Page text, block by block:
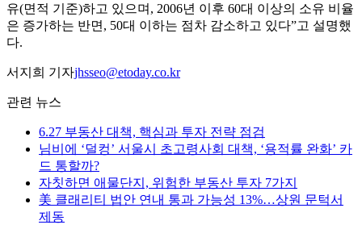
유(면적 기준)하고 있으며, 2006년 이후 60대 이상의 소유 비율
은 증가하는 반면, 50대 이하는 점차 감소하고 있다”고 설명했
다.
서지희 기자jhsseo@etoday.co.kr
관련 뉴스
6.27 부동산 대책, 핵심과 투자 전략 점검
님비에 ‘덜컹’ 서울시 초고령사회 대책, ‘용적률 완화’ 카
드 통할까?
자칫하면 애물단지, 위험한 부동산 투자 7가지
美 클래리티 법안 연내 통과 가능성 13%…상원 문턱서
제동